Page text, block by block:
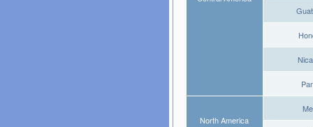
North America